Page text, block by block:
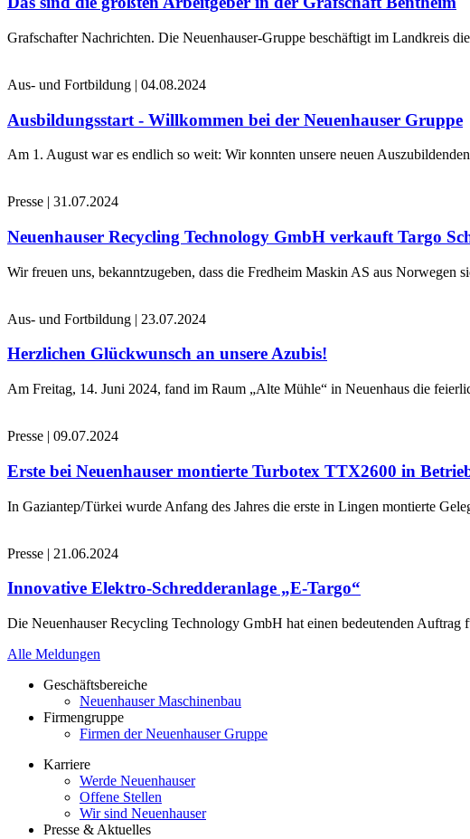
Grafschafter Nachrichten. Die Neuenhauser-Gruppe beschäftigt im Landkreis
Aus- und Fortbildung | 04.08.2024
Ausbildungsstart - Willkommen bei der Neuenhauser Gruppe
Am 1. August war es endlich so weit: Wir konnten unsere neuen
Presse | 31.07.2024
Neuenhauser Recycling Technology GmbH verkauft Targo
Wir freuen uns, bekanntzugeben, dass die Fredheim Maskin AS aus Norwegen
Aus- und Fortbildung | 23.07.2024
Herzlichen Glückwunsch an unsere Azubis!
Am Freitag, 14. Juni 2024, fand im Raum „Alte Mühle“ in Neuenhaus die
Presse | 09.07.2024
Erste bei Neuenhauser montierte Turbotex TTX2600 in
In Gaziantep/Türkei wurde Anfang des Jahres die erste in Lingen montierte
Presse | 21.06.2024
Innovative Elektro-Schredderanlage „E-Targo“
Die Neuenhauser Recycling Technology GmbH hat einen bedeutenden
Alle Meldungen
Geschäftsbereiche
Neuenhauser Maschinenbau
Firmengruppe
Firmen der Neuenhauser Gruppe
Karriere
Werde Neuenhauser
Offene Stellen
Wir sind Neuenhauser
Presse & Aktuelles